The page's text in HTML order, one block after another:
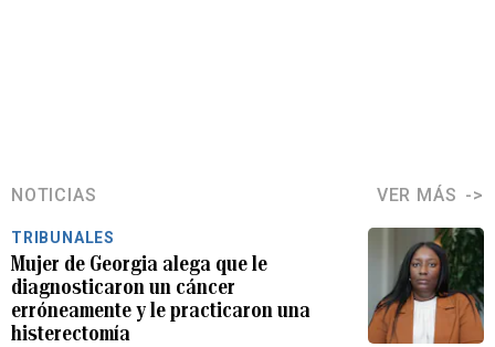
NOTICIAS VER MÁS
TRIBUNALES
Mujer de Georgia alega que le
diagnosticaron un cáncer
erróneamente y le practicaron una
histerectomía